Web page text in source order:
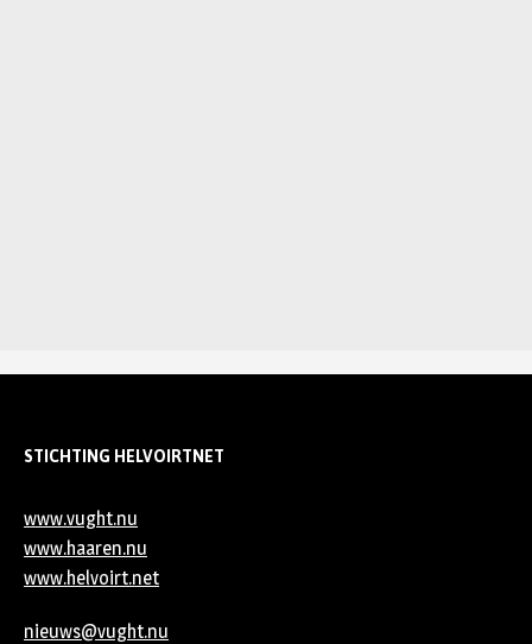
STICHTING HELVOIRTNET
www.vught.nu
www.haaren.nu
www.helvoirt.net
nieuws@vught.nu